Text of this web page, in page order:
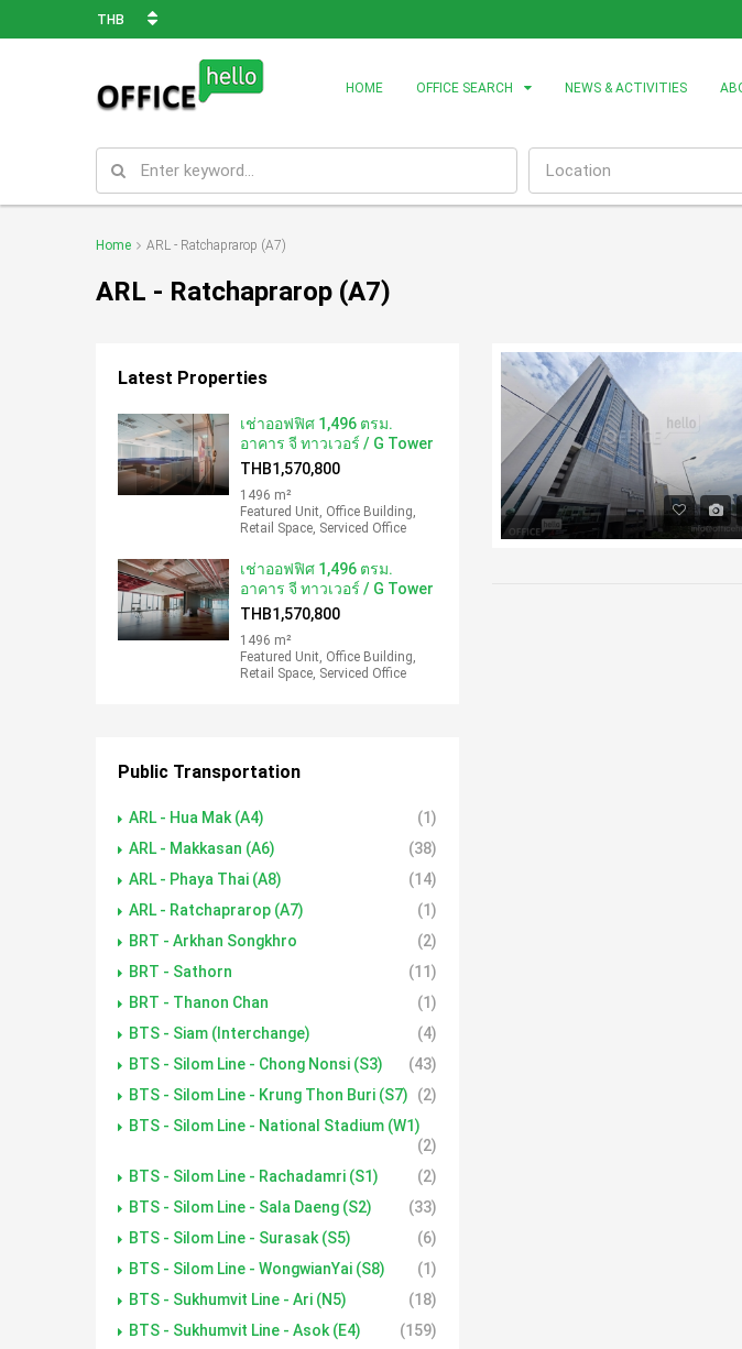
THB
HOME OFFICE SEARCH NEWS & ACTIVITIES
Home ARL - Ratchaprarop (A7)
ARL - Ratchaprarop (A7)
Latest Properties
เช่าออฟฟิศ 1,496 ตรม.
อาคาร จี ทาวเวอร์ / G Tower
THB1,570,800
1496 m²
Featured Unit, Office Building,
Retail Space, Serviced Office
เช่าออฟฟิศ 1,496 ตรม.
อาคาร จี ทาวเวอร์ / G Tower
THB1,570,800
1496 m²
Featured Unit, Office Building,
Retail Space, Serviced Office
Public Transportation
ARL - Hua Mak (A4)
(1)
ARL - Makkasan (A6)
(38)
ARL - Phaya Thai (A8)
(14)
ARL - Ratchaprarop (A7)
(1)
BRT - Arkhan Songkhro
(2)
BRT - Sathorn
(11)
BRT - Thanon Chan
(1)
BTS - Siam (Interchange)
(4)
BTS - Silom Line - Chong Nonsi (S3)
(43)
BTS - Silom Line - Krung Thon Buri (S7)
(2)
BTS - Silom Line - National Stadium (W1)
(2)
BTS - Silom Line - Rachadamri (S1)
(2)
BTS - Silom Line - Sala Daeng (S2)
(33)
BTS - Silom Line - Surasak (S5)
(6)
BTS - Silom Line - WongwianYai (S8)
(1)
BTS - Sukhumvit Line - Ari (N5)
(18)
BTS - Sukhumvit Line - Asok (E4)
(159)